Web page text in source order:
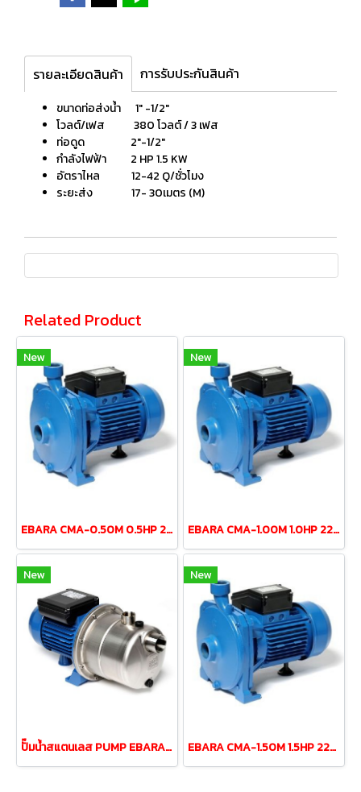
รายละเอียดสินค้า การรับประกันสินค้า
ขนาดท่อส่งน้ำ 1" -1/2″
โวลต์/เฟส 380 โวลต์ / 3 เฟส
ท่อดูด 2″-1/2"
กำลังไฟฟ้า 2 HP 1.5 KW
อัตราไหล 12-42 Q/ชั่วโมง
ระยะส่ง 17- 30เมตร (M)
Related Product
New
EBARA CMA-0.50M 0.5HP 220V centrifugal pump (2 wires)
New
EBARA CMA-1.00M 1.0HP 220V centrifugal pump (2 wires)
New
ปั๊มน้ำสแตนเลส PUMP EBARA JESXM-5 0.5HP 220v
New
EBARA CMA-1.50M 1.5HP 220V centrifugal pump (2 wires)